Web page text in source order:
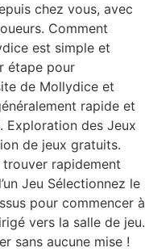
chez vous, avec
Comment
est simple et
étape pour
de Mollydice et
rapide et
Exploration des Jeux
de jeux gratuits.
rapidement
Jeu Sélectionnez le
pour commencer à
vers la salle de jeu.
sans aucune mise !